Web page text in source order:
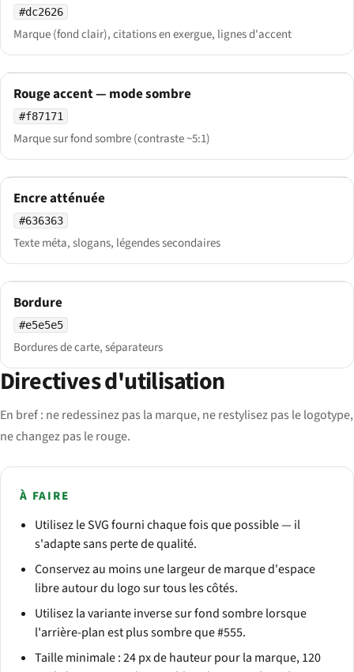
#dc2626
Marque (fond clair), citations en exergue, lignes d'accent
Rouge accent — mode sombre
#f87171
Marque sur fond sombre (contraste ~5:1)
Encre atténuée
#636363
Texte méta, slogans, légendes secondaires
Bordure
#e5e5e5
Bordures de carte, séparateurs
Directives d'utilisation
En bref : ne redessinez pas la marque, ne restylisez pas le logotype,
ne changez pas le rouge.
À FAIRE
Utilisez le SVG fourni chaque fois que possible — il
s'adapte sans perte de qualité.
Conservez au moins une largeur de marque d'espace
libre autour du logo sur tous les côtés.
Utilisez la variante inverse sur fond sombre lorsque
l'arrière-plan est plus sombre que #555.
Taille minimale : 24 px de hauteur pour la marque, 120